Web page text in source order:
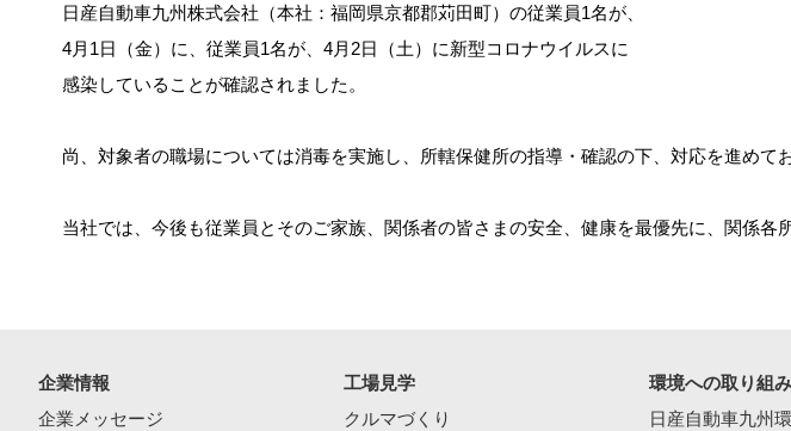
日産自動車九州株式会社（本社：福岡県京都郡苅田町）の従業員1名が、
4月1日（金）に、従業員1名が、4月2日（土）に新型コロナウイルスに
感染していることが確認されました。
尚、対象者の職場については消毒を実施し、所轄保健所の指導・確認の下、対応を進めて
当社では、今後も従業員とそのご家族、関係者の皆さまの安全、健康を最優先に、関係各
企業情報
企業メッセージ
工場見学
クルマづくり
環境への取り組み
日産自動車九州